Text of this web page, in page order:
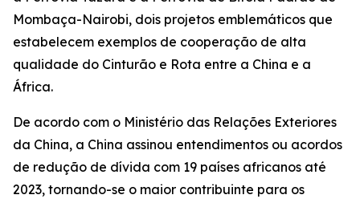
Mombaça-Nairobi, dois projetos emblemáticos que
estabelecem exemplos de cooperação de alta
qualidade do Cinturão e Rota entre a China e a
África.
De acordo com o Ministério das Relações Exteriores
da China, a China assinou entendimentos ou acordos
de redução de dívida com 19 países africanos até
2023, tornando-se o maior contribuinte para os